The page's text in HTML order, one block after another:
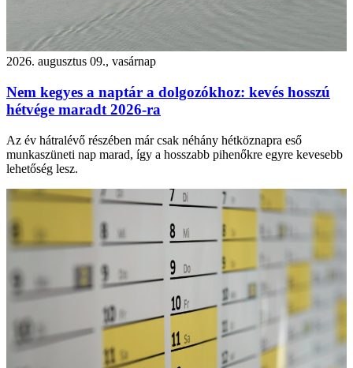
2026. augusztus 09., vasárnap
Nem kegyes a naptár a dolgozókhoz: kevés hosszú
hétvége maradt 2026-ra
Az év hátralévő részében már csak néhány hétköznapra eső
munkaszüneti nap marad, így a hosszabb pihenőkre egyre kevesebb
lehetőség lesz.